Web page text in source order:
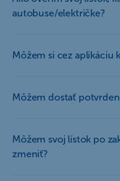
autobuse/električke?
Môžem si cez aplikáciu
Môžem dostať
Môžem svoj lístok po
zmeniť?